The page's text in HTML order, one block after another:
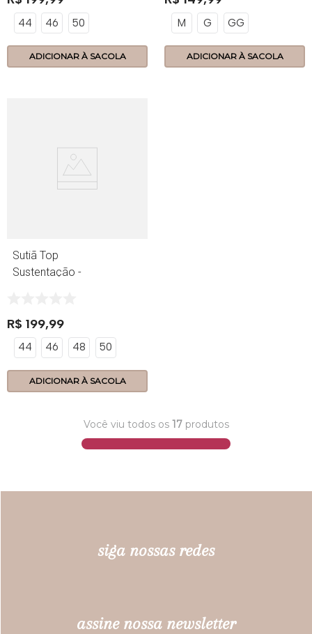
44 46 50
ADICIONAR À SACOLA
M G GG
ADICIONAR À SACOLA
Sutiã Top
Sustentação -
R$ 199,99
44 46 48 50
ADICIONAR À SACOLA
Você viu todos os 17produtos
siga nossas redes
assine nossa newsletter